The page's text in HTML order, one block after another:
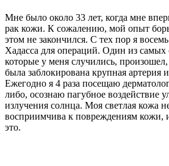
Мне было около 33 лет, когда мне
рак кожи. К сожалению, мой опыт
этом не закончился. С тех пор я
Хадасса для операций. Один из самых
которые у меня случились,
была заблокирована крупная артерия
Ежегодно я 4 раза посещаю
либо, осознаю пагубное воздействие
излучения солнца. Моя светлая кожа
восприимчива к повреждениям кожи,
это.